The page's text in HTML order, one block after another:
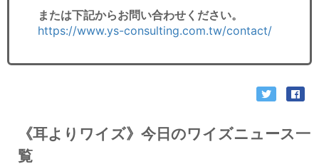
または下記からお問い合わせください。
https://www.ys-consulting.com.tw/contact/
《耳よりワイズ》今日のワイズニュース一
覧